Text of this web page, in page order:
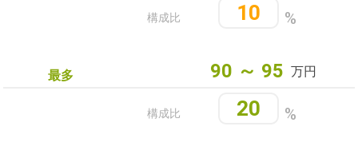
%
10
構成比
最多 90 ～ 95 万円
%
20
構成比